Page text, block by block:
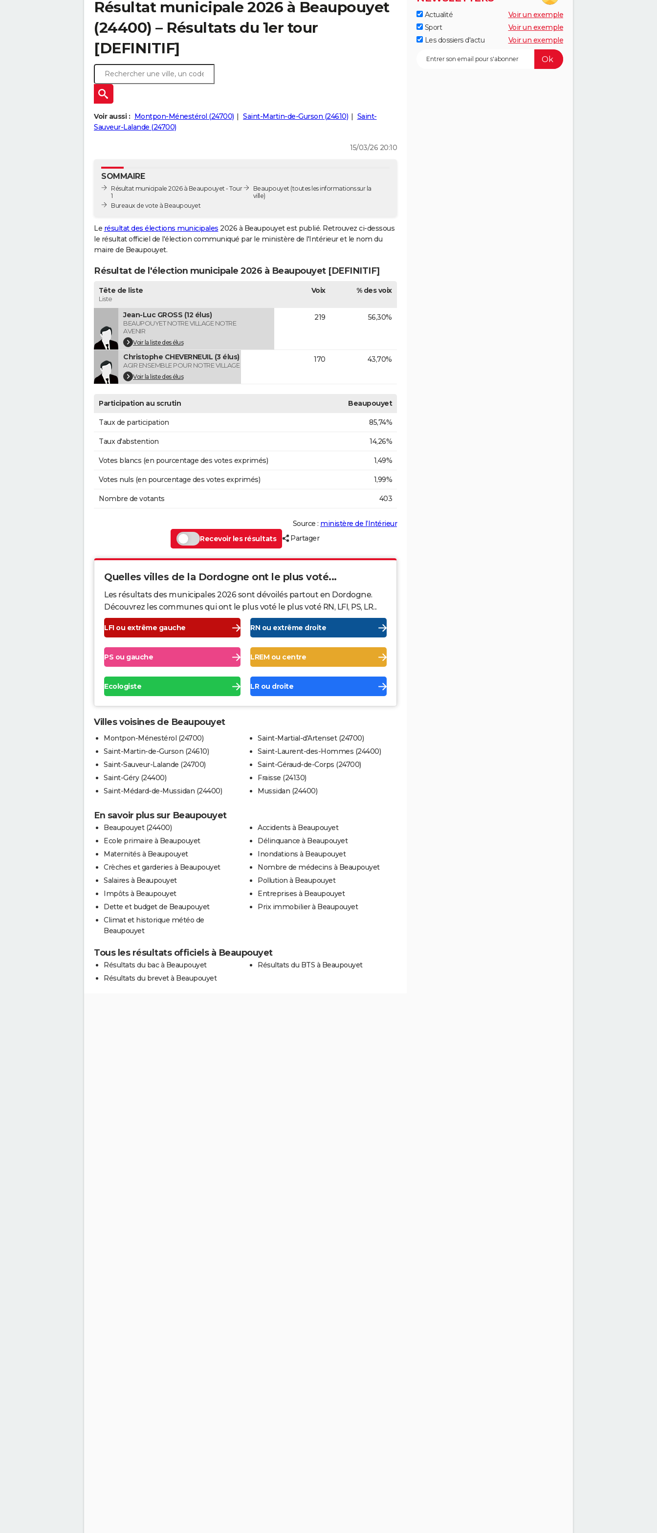
Résultat municipale 2026 à Beaupouyet
(24400) – Résultats du 1er tour
[DEFINITIF]
Voir aussi : Montpon-Ménestérol (24700) Saint-Martin-de-Gurson (24610)
Saint-
Sauveur-Lalande (24700)
15/03/26 20:10
SOMMAIRE
Résultat municipale 2026 à Beaupouyet - Tour
1
Bureaux de vote à Beaupouyet
Beaupouyet (toutes les informations sur la
ville)
Le résultat des élections municipales 2026 à Beaupouyet est publié. Retrouvez ci-dessous
le résultat officiel de l'élection communiqué par le ministère de l'Intérieur et le nom du
maire de Beaupouyet.
Résultat de l'élection municipale 2026 à Beaupouyet [DEFINITIF]
Tête de liste
Liste
Voix % des voix
Jean-Luc GROSS (12 élus)
BEAUPOUYET NOTRE VILLAGE NOTRE
AVENIR
Voir la liste des élus
219 56,30%
Christophe CHEVERNEUIL (3 élus)
AGIR ENSEMBLE POUR NOTRE VILLAGE
Voir la liste des élus
170 43,70%
Participation au scrutin Beaupouyet
Taux de participation 85,74%
Taux d'abstention 14,26%
Votes blancs (en pourcentage des votes exprimés) 1,49%
Votes nuls (en pourcentage des votes exprimés) 1,99%
Nombre de votants 403
Source : ministère de l’Intérieur
Recevoir les résultats
Partager
Quelles villes de la Dordogne ont le plus voté...
Les résultats des municipales 2026 sont dévoilés partout en Dordogne.
Découvrez les communes qui ont le plus voté le plus voté RN, LFI, PS, LR...
LFI ou extrême gauche RN ou extrême droite
PS ou gauche LREM ou centre
Ecologiste LR ou droite
Villes voisines de Beaupouyet
Montpon-Ménestérol (24700)
Saint-Martin-de-Gurson (24610)
Saint-Sauveur-Lalande (24700)
Saint-Géry (24400)
Saint-Médard-de-Mussidan (24400)
Saint-Martial-d'Artenset (24700)
Saint-Laurent-des-Hommes (24400)
Saint-Géraud-de-Corps (24700)
Fraisse (24130)
Mussidan (24400)
En savoir plus sur Beaupouyet
Beaupouyet (24400)
Ecole primaire à Beaupouyet
Maternités à Beaupouyet
Crèches et garderies à Beaupouyet
Salaires à Beaupouyet
Impôts à Beaupouyet
Dette et budget de Beaupouyet
Climat et historique météo de
Beaupouyet
Accidents à Beaupouyet
Délinquance à Beaupouyet
Inondations à Beaupouyet
Nombre de médecins à Beaupouyet
Pollution à Beaupouyet
Entreprises à Beaupouyet
Prix immobilier à Beaupouyet
Tous les résultats officiels à Beaupouyet
Résultats du bac à Beaupouyet
Résultats du brevet à Beaupouyet
Résultats du BTS à Beaupouyet
Actualité
Voir un exemple
Sport
Voir un exemple
Les dossiers d'actu
Voir un exemple